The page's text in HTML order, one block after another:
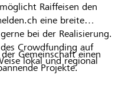
Raiffeisen den
eine breite
bei der Realisierung.
Crowdfunding auf
lokal und regional
Gemeinschaft einen
Projekte.